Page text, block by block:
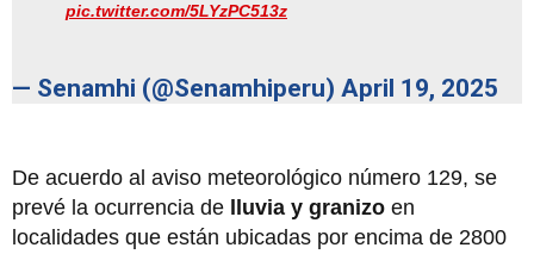
pic.twitter.com/5LYzPC513z
— Senamhi (@Senamhiperu) April 19, 2025
De acuerdo al aviso meteorológico número 129, se
prevé la ocurrencia de lluvia y granizo en
localidades que están ubicadas por encima de 2800